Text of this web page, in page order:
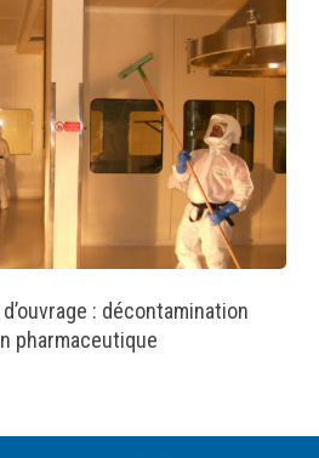
: décontamination
pharmaceutique